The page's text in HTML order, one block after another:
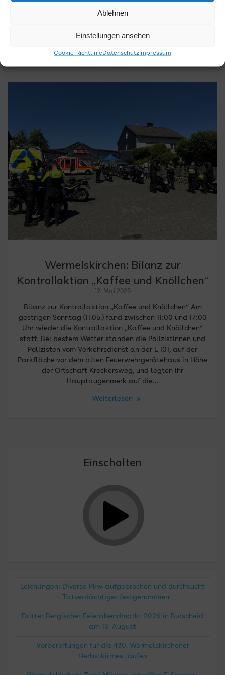
Ablehnen
Einstellungen ansehen
Cookie-RichtlinieDatenschutzImpressum
die Beamtinnen und Beamten der Verkehrsdienstgruppe
Wermelskirchen: Bilanz zur
Kontrollaktion „Kaffee und Knöllchen“
12. Mai 2025
Bilanz zur Kontrollaktion „Kaffee und Knöllchen“ Am
gestrigen Sonntag (11.05.) fand zwischen 11:00 und 17:00
Uhr wieder die Kontrollaktion „Kaffee und Knöllchen“
statt. Bei bestem Wetter standen die Polizistinnen und
Polizisten vom Verkehrsdienst an der L 101, auf der
Parkfläche vor dem alten Feuerwehrgerätehaus in Höhe
der Ortschaft Kreckersweg, und legten ihr
Hauptaugenmerk auf die…
Weiterlesen
Einschalten
Leichlingen: Diverse Pkw aufgebrochen und durchsucht
– Tatverdächtiger festgenommen
Dritter Bergischer Feierabendmarkt 2026 in Burscheid
am 13. August
Vorbereitungen für die 430. Wermelskirchener
Herbstkirmes laufen